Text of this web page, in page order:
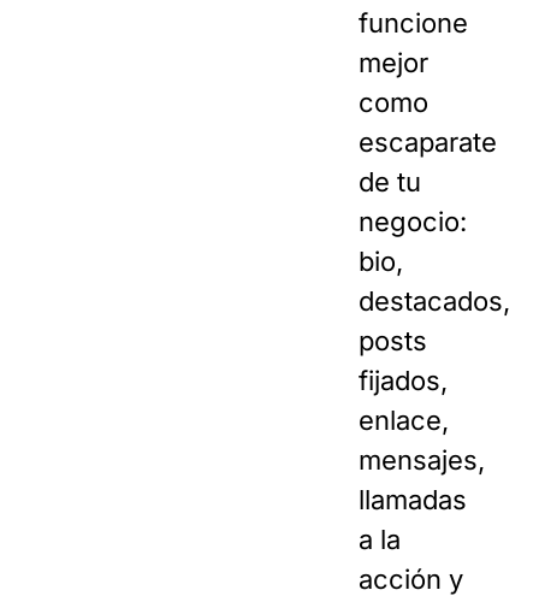
funcione
mejor
como
escaparate
de tu
negocio:
bio,
destacados,
posts
fijados,
enlace,
mensajes,
llamadas
a la
acción y